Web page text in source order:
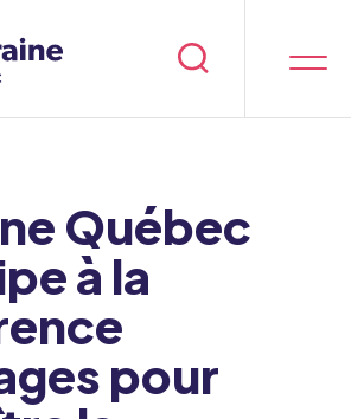
Québec
à la
pour